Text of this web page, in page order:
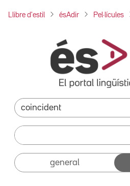
Llibre d'estil ésAdir Pel·lícules
general